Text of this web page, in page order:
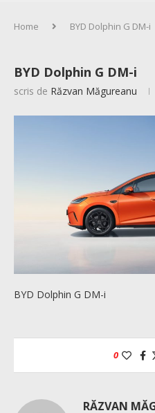
Home BYD Dolphin G DM-i
BYD Dolphin G DM-i
scris de Răzvan Măgureanu
BYD Dolphin G DM-i
0
RĂZVAN